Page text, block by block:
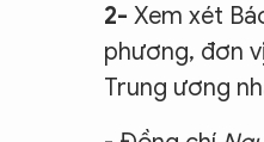
2- Xem xét
phương, đơn
Trung ương